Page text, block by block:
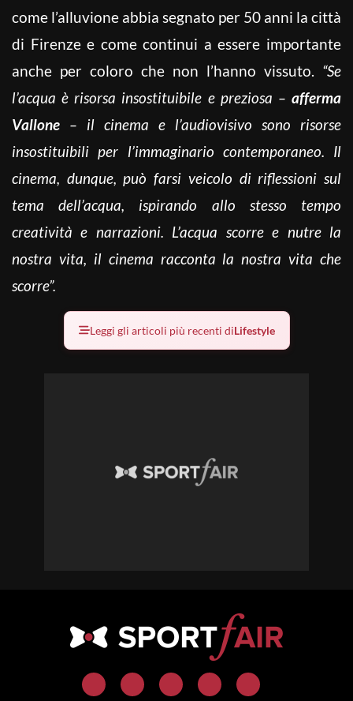
come l’alluvione abbia segnato per 50 anni la città
di Firenze e come continui a essere importante
anche per coloro che non l’hanno vissuto. “Se
l’acqua è risorsa insostituibile e preziosa – afferma
Vallone – il cinema e l’audiovisivo sono risorse
insostituibili per l’immaginario contemporaneo. Il
cinema, dunque, può farsi veicolo di riflessioni sul
tema dell’acqua, ispirando allo stesso tempo
creatività e narrazioni. L’acqua scorre e nutre la
nostra vita, il cinema racconta la nostra vita che
scorre”.
Leggi gli articoli più recenti diLifestyle